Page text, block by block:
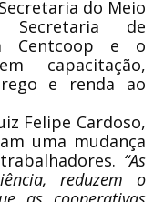
do Meio
de
Centcoop e o
capacitação,
e renda ao
Felipe Cardoso,
uma mudança
“As
reduzem o